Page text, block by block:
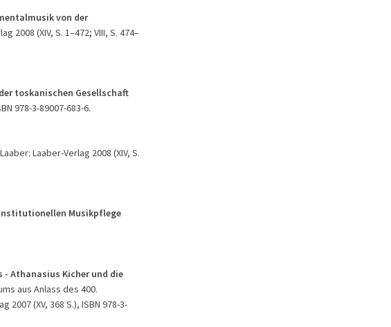
von der
2008 (XIV, S. 1–472; VIII, S. 474–
toskanischen Gesellschaft
978-3-89007-683-6.
Laaber-Verlag 2008 (XIV, S.
Musikpflege
- Athanasius Kicher und die
aus Anlass des 400.
(XV, 368 S.), ISBN 978-3-